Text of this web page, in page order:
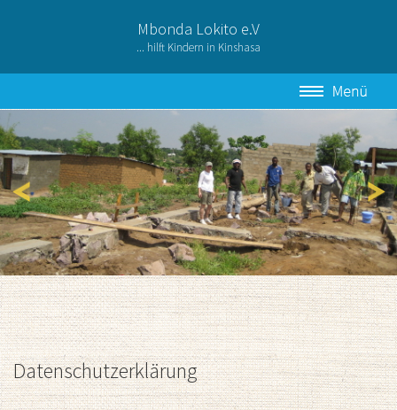
Mbonda Lokito e.V
... hilft Kindern in Kinshasa
Datenschutzerklärung